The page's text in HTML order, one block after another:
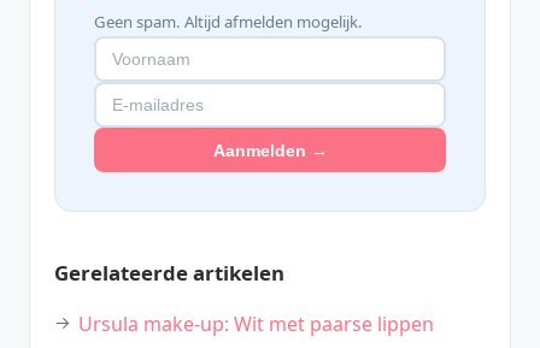
Geen spam. Altijd afmelden mogelijk.
Aanmelden →
Gerelateerde artikelen
Ursula make-up: Wit met paarse lippen